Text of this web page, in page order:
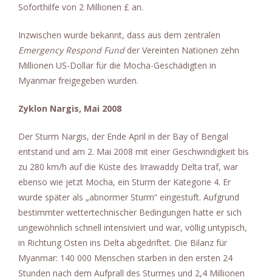
Soforthilfe von 2 Millionen £ an.
Inzwischen wurde bekannt, dass aus dem zentralen
Emergency Respond Fundder Vereinten Nationen zehn
Millionen US-Dollar für die Mocha-Geschädigten in
Myanmar freigegeben wurden.
Zyklon Nargis, Mai 2008
Der Sturm Nargis, der Ende April in der Bay of Bengal
entstand und am 2. Mai 2008 mit einer Geschwindigkeit bis
zu 280 km/h auf die Küste des Irrawaddy Delta traf, war
ebenso wie jetzt Mocha, ein Sturm der Kategorie 4. Er
wurde später als „abnormer Sturm“ eingestuft. Aufgrund
bestimmter wettertechnischer Bedingungen hatte er sich
ungewöhnlich schnell intensiviert und war, völlig untypisch,
in Richtung Osten ins Delta abgedriftet. Die Bilanz für
Myanmar: 140 000 Menschen starben in den ersten 24
Stunden nach dem Aufprall des Sturmes und 2,4 Millionen